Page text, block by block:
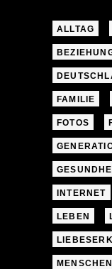
ALLTAG
FAMILIE
FOTOS
INTERNET
LEBEN
MENSCHEN